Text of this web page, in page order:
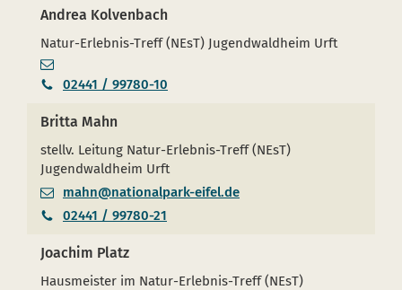
Andrea Kolvenbach
Natur-Erlebnis-Treff (NEsT) Jugendwaldheim Urft
02441 / 99780-10
Britta Mahn
stellv. Leitung Natur-Erlebnis-Treff (NEsT)
Jugendwaldheim Urft
mahn@nationalpark-eifel.de
02441 / 99780-21
Joachim Platz
Hausmeister im Natur-Erlebnis-Treff (NEsT)